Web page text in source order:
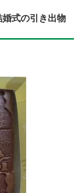
式の引き出物